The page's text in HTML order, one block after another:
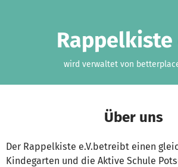
Rappelkiste
wird verwaltet von
Über uns
Der Rappelkiste e.V.betreibt einen
Kindegarten und die Aktive Schule